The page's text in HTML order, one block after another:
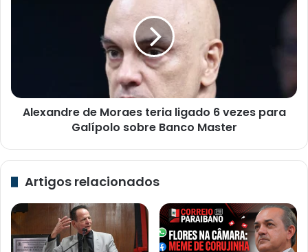
Galípolo
sobre
Alexandre de Moraes teria ligado 6 vezes para
Galípolo sobre Banco Master
Artigos relacionados